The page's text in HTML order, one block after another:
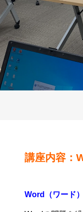
講座内容：
Word（ワード